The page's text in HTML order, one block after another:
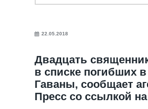
22.05.2018
Двадцать
в списке погибших
Гаваны, сообщает
Пресс со ссылкой